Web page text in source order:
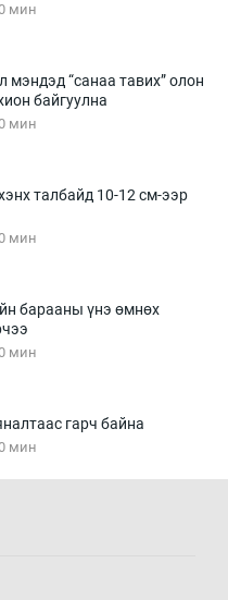
мин
мэндэд “санаа тавих” олон
байгуулна
мин
талбайд 10-12 см-ээр
мин
барааны үнэ өмнөх
мин
гарч байна
мин
мин